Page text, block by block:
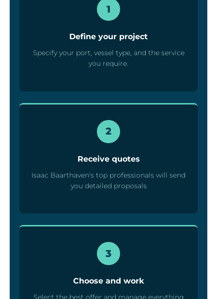
1
Define your project
Specify your port, vessel type, and the service
you require.
2
Receive quotes
Isaac Baarthaven's top professionals will send
you detailed proposals
3
Choose and work
Select the best offer and manage everything